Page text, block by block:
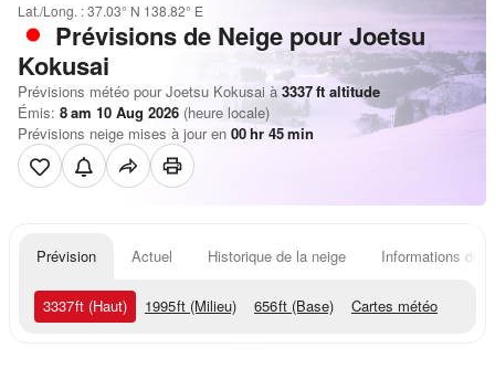
Lat./Long. :37.03° N 138.82° E
Prévisions de Neige pour Joetsu
Kokusai
Prévisions météo pour Joetsu Kokusai à 3337ft altitude
Émis: 8 am 10 Aug 2026 (heure locale)
Prévisions neige mises à jour en 00hr 45min
Prévision Actuel Historique de la neige Informations du
3337ft (Haut) 1995ft (Milieu) 656ft (Base) Cartes météo